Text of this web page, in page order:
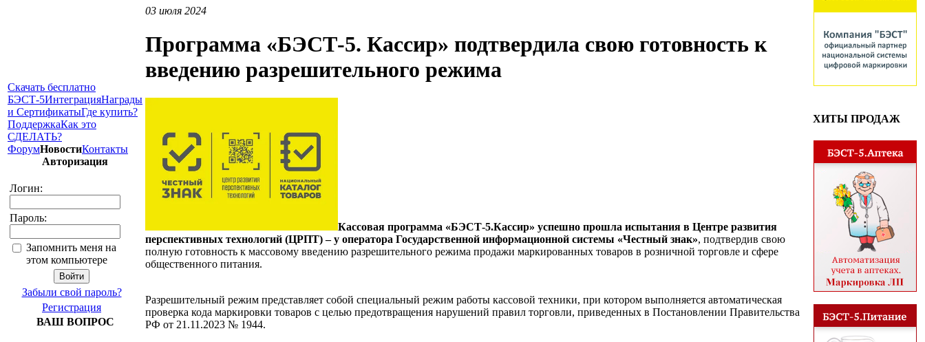
Скачать бесплатно
БЭСТ-5ИнтеграцияНаграды
и СертификатыГде купить?
ПоддержкаКак это
СДЕЛАТЬ?
ФорумНовостиКонтакты
Авторизация
Логин:
Пароль:
Запомнить меня на
этом компьютере
Забыли свой пароль?
Регистрация
ВАШ ВОПРОС
03 июля 2024
Программа «БЭСТ-5. Кассир» подтвердила свою готовность к
введению разрешительного режима
Кассовая программа «БЭСТ-5.Кассир» успешно прошла испытания в Центре развития
перспективных технологий (ЦРПТ) – у оператора Государственной информационной системы «Честный знак», подтвердив свою
полную готовность к массовому введению разрешительного режима продажи маркированных товаров в розничной торговле и сфере
общественного питания.
Разрешительный режим представляет собой специальный режим работы кассовой техники, при котором выполняется автоматическая
проверка кода маркировки товаров с целью предотвращения нарушений правил торговли, приведенных в Постановлении Правительства
РФ от 21.11.2023 № 1944.
ХИТЫ ПРОДАЖ